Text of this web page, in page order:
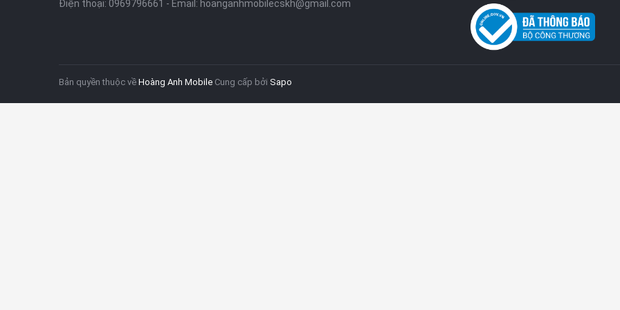
Điện thoại: 0969796661 - Email: hoanganhmobilecskh@gmail.com
Bản quyền thuộc về Hoàng Anh Mobile Cung cấp bởi Sapo